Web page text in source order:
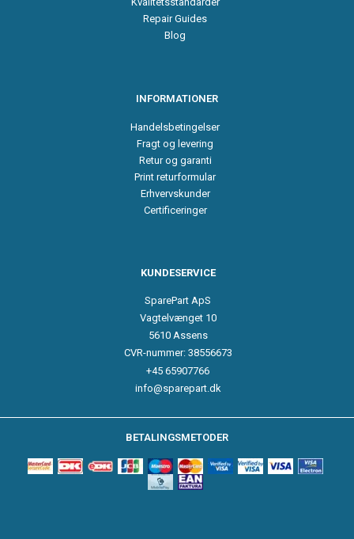
Repair Guides
Blog
INFORMATIONER
Handelsbetingelser
Fragt og levering
Retur og garanti
Print returformular
Erhvervskunder
Certificeringer
KUNDESERVICE
SparePart ApS
Vagtelvænget 10
5610 Assens
CVR-nummer: 38556673
+45 65907766
info@sparepart.dk
BETALINGSMETODER